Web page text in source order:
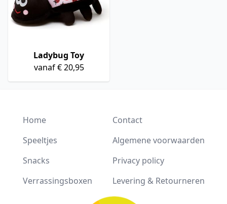
Ladybug Toy
vanaf € 20,95
Home
Speeltjes
Snacks
Verrassingsboxen
Contact
Algemene voorwaarden
Privacy policy
Levering & Retourneren